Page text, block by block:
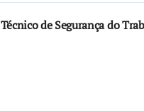
Técnico de Segurança do